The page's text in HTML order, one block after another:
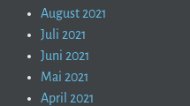
August 2021
Juli 2021
Juni 2021
Mai 2021
April 2021